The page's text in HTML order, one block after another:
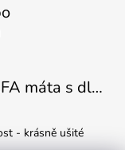
Kojenecké body ŽIRAFA máta s dlouhým rukávem
- krásně ušité